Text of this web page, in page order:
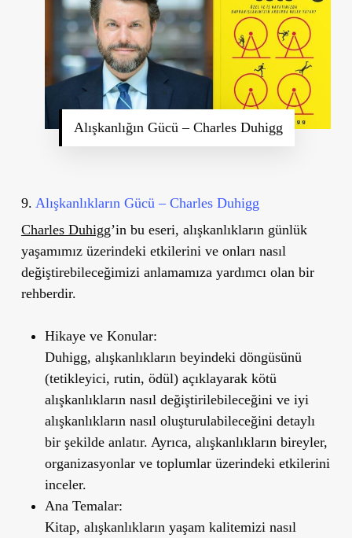
Alışkanlığın Gücü – Charles Duhigg
9. Alışkanlıkların Gücü – Charles Duhigg
Charles Duhigg’in bu eseri, alışkanlıkların günlük
yaşamımız üzerindeki etkilerini ve onları nasıl
değiştirebileceğimizi anlamamıza yardımcı olan bir
rehberdir.
Hikaye ve Konular:
Duhigg, alışkanlıkların beyindeki döngüsünü
(tetikleyici, rutin, ödül) açıklayarak kötü
alışkanlıkların nasıl değiştirilebileceğini ve iyi
alışkanlıkların nasıl oluşturulabileceğini detaylı
bir şekilde anlatır. Ayrıca, alışkanlıkların bireyler,
organizasyonlar ve toplumlar üzerindeki etkilerini
inceler.
Ana Temalar:
Kitap, alışkanlıkların yaşam kalitemizi nasıl